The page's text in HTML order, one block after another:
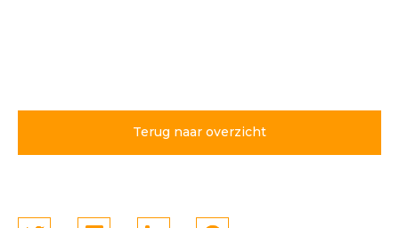
Terug naar overzicht